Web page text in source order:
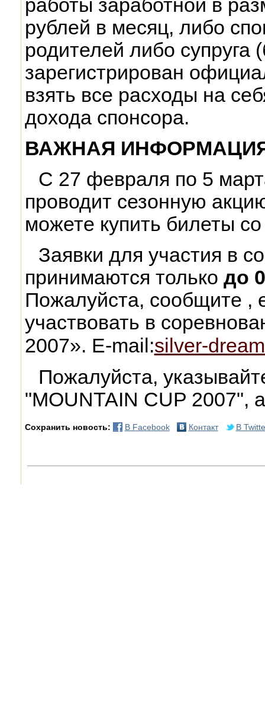
работы заработной в
рублей в месяц, либо
родителей либо супруга
зарегистрирован
взять все расходы на
дохода спонсора.
ВАЖНАЯ
С 27 февраля по 5
проводит сезонную
можете купить билеты
Заявки для участия в
принимаются только до
Пожалуйста, сообщите ,
участвовать в
2007». E-mail:silver-
Пожалуйста,
"MOUNTAIN CUP 2007",
Сохранить новость: В Facebook Контакт В